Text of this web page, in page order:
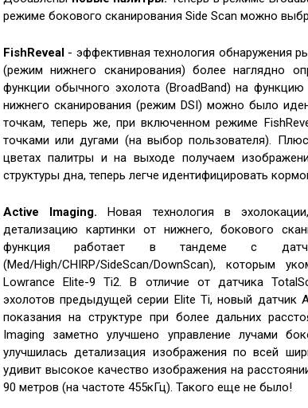
режиме бокового сканирования Side Scan можно
FishReveal- эффективная технология обнаружения
(режим нижнего сканирования) более наглядно
функции обычного эхолота (BroadBand) на
нижнего сканирования (режим DSI) можно было
точкам, теперь же, при включенном режиме
точками или дугами (на выбор пользователя).
цветах палитры и на выходе получаем
структуры дна, теперь легче идентифицировать
Active Imaging.Новая технология в
детализацию картинки от нижнего, бокового
функция работает в тандеме с
(Med/High/CHIRP/SideScan/DownScan), которым
Lowrance Elite-9 Ti2. В отличие от датчика
эхолотов предыдущей серии Elite Ti, новый датчик
показания на структуре при более дальних
Imaging заметно улучшено управление лучами
улучшилась детализация изображения по всей
удивит высокое качество изображения на
90 метров (на частоте 455кГц). Такого еще не было!